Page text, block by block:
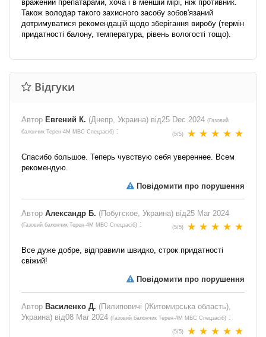
вражений препатарами, хоча і в меншій мірі, ніж противник.
Також володар такого захисного засобу зобов'язаний
дотримуватися рекомендацій щодо зберігання виробу (термін
придатності балону, температура, рівень вологості тощо).
Відгуки
Автор Евгений К. (Днепр, Украина) від25 Dec 2024 (Газовий
балончик Терен-4М МВС Спецзасіб) : (5/5)
Спасибо большое. Теперь чувствую себя увереннее. Всем
рекомендую.
Повідомити про порушення
Автор Александр Б. (Побугское, Украина) від25 Mar 2024
(Газовий балончик Терен-4М МВС Спецзасіб) : (5/5)
Все дуже добре, відправили швидко, строк придатності
свіжий!
Повідомити про порушення
Автор Василенко Д. (Пилиповичі (Житомирська область),
Украина) від08 Mar 2024 (Газовий балончик Терен-4М МВС Спецзасіб) :
(5/5)